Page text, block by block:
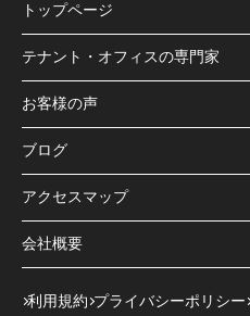
トップページ
テナント・オフィスの専門家
お客様の声
ブログ
アクセスマップ
会社概要
利用規約 プライバシーポリシー